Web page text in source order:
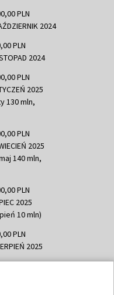
PLN
2024
PLN
2024
PLN
2025
130 mln,
PLN
2025
140 mln,
PLN
2025
10 mln)
PLN
2025
PLN